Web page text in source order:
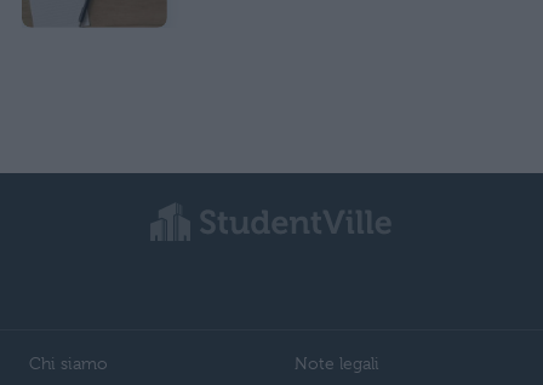
Chi siamo Note legali